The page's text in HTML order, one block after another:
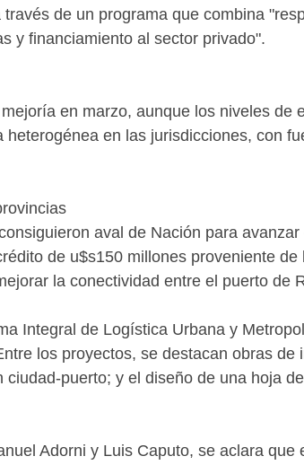
de un programa que combina
y financiamiento al sector privado".
en marzo, aunque los niveles de
en las jurisdicciones, con
aval de Nación para
de u$s150 millones proveniente
la conectividad entre el puerto de
Integral de Logística Urbana y
los proyectos, se destacan obras
puerto; y el diseño de una hoja
Adorni y Luis Caputo, se aclara